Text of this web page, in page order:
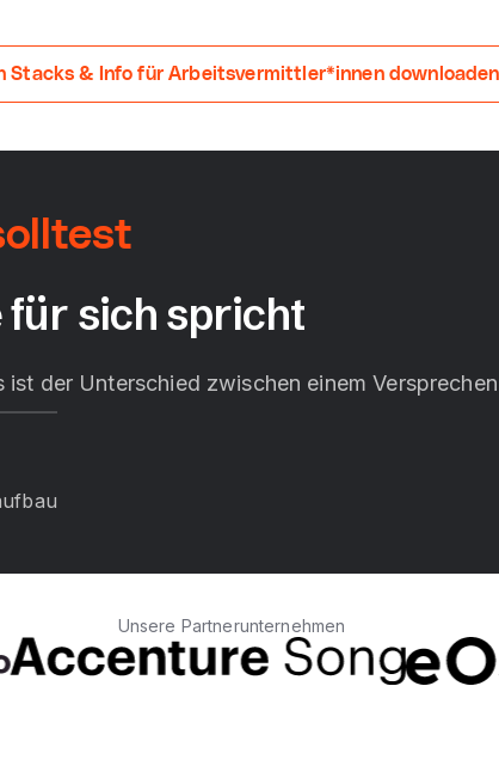
Stacks & Info für Arbeitsvermittler*innen downloaden
für sich spricht
der Unterschied zwischen einem
Unsere Partnerunternehmen